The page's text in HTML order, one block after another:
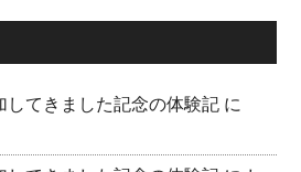
してきました記念の体験記 に